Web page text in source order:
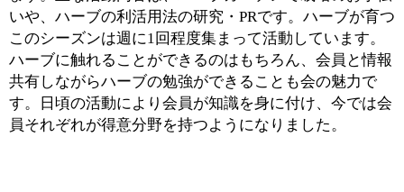
いや、ハーブの利活用法の研究・PRです。ハーブが育つ
このシーズンは週に1回程度集まって活動しています。
ハーブに触れることができるのはもちろん、会員と情報
共有しながらハーブの勉強ができることも会の魅力で
す。日頃の活動により会員が知識を身に付け、今では会
員それぞれが得意分野を持つようになりました。